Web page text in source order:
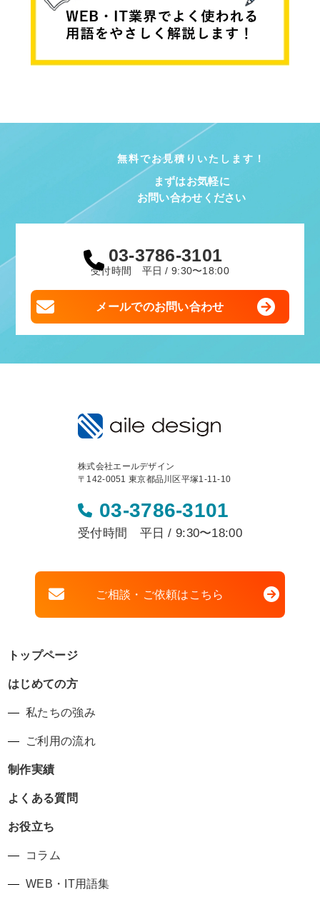
無料でお見積りいたします！
まずはお気軽に
お問い合わせください
03-3786-3101
受付時間 平日 / 9:30〜18:00
メールでのお問い合わせ
株式会社エールデザイン
〒142-0051 東京都品川区平塚1-11-10
03-3786-3101
受付時間 平日 / 9:30〜18:00
ご相談・ご依頼はこちら
トップページ
はじめての方
私たちの強み
ご利用の流れ
制作実績
よくある質問
お役立ち
コラム
WEB・IT用語集